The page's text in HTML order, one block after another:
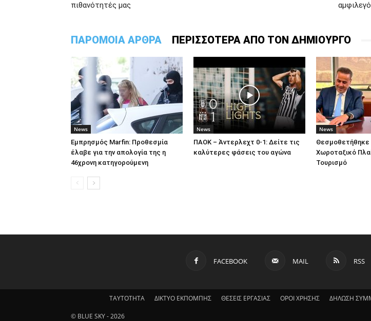
πιθανότητές μας
ΠΑΡΟΜΟΙΑ ΑΡΘΡΑ ΠΕΡΙΣΣΟΤΕΡΑ ΑΠΟ ΤΟΝ ΔΗΜΙΟΥΡΓΟ
News
Εμπρησμός Marfin: Προθεσμία
έλαβε για την απολογία της η
46χρονη κατηγορούμενη
News
ΠΑΟΚ – Άντερλεχτ 0-1: Δείτε τις
καλύτερες φάσεις του αγώνα
News
Θεσμοθετήθηκε
Χωροταξικό
Τουρισμό
FACEBOOK MAIL RSS
ΤΑΥΤΟΤΗΤΑ ΔΙΚΤΥΟ ΕΚΠΟΜΠΗΣ ΘΕΣΕΙΣ ΕΡΓΑΣΙΑΣ ΟΡΟΙ ΧΡΗΣΗΣ ΔΗΛΩΣΗ
© BLUE SKY - 2026